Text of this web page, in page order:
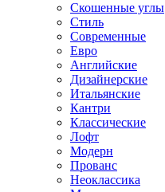
Скошенные углы
Стиль
Современные
Евро
Английские
Дизайнерские
Итальянские
Кантри
Классические
Лофт
Модерн
Прованс
Неоклассика